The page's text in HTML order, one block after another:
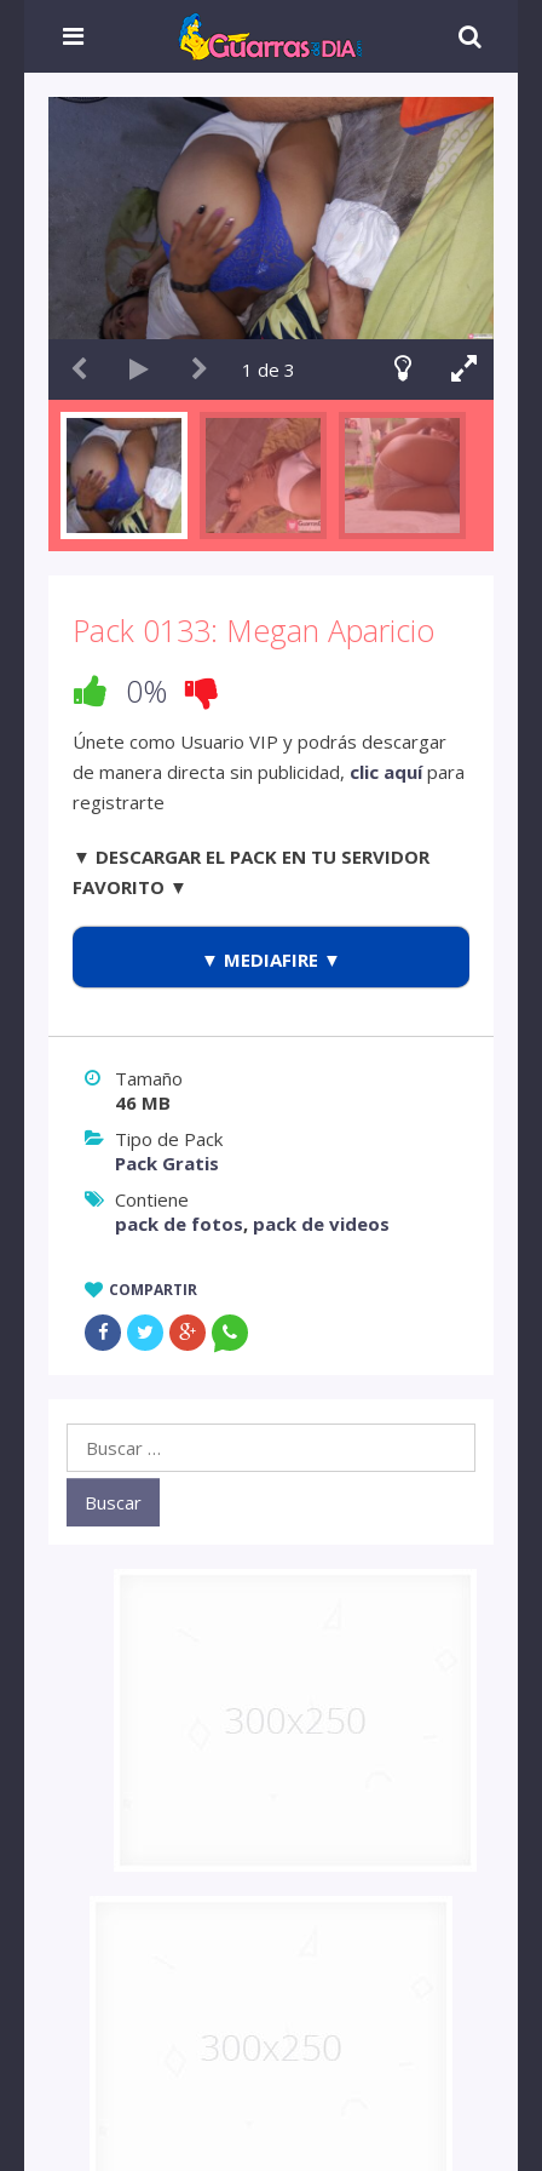
1 de 3
Pack 0133: Megan Aparicio
0%
Únete como Usuario VIP y podrás descargar
de manera directa sin publicidad, clic aquípara
registrarte
▼ DESCARGAR EL PACK EN TU SERVIDOR
FAVORITO ▼
▼ MEDIAFIRE ▼
Tamaño
46 MB
Tipo de Pack
Pack Gratis
Contiene
pack de fotos, pack de videos
COMPARTIR